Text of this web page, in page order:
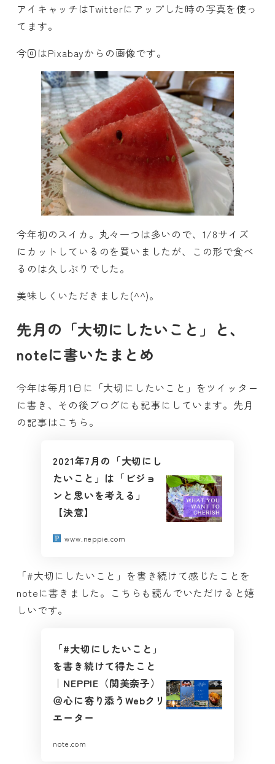
アイキャッチはTwitterにアップした時の写真を使っ
てます。
今回はPixabayからの画像です。
今年初のスイカ。丸々一つは多いので、1/8サイズ
にカットしているのを買いましたが、この形で食べ
るのは久しぶりでした。
美味しくいただきました(^^)。
先月の「大切にしたいこと」と、
noteに書いたまとめ
今年は毎月1日に「大切にしたいこと」をツイッター
に書き、その後ブログにも記事にしています。先月
の記事はこちら。
2021年7月の「大切にし
たいこと」は「ビジョ
ンと思いを考える」
【決意】
www.neppie.com
「#大切にしたいこと」を書き続けて感じたことを
noteに書きました。こちらも読んでいただけると嬉
しいです。
「#大切にしたいこと」
を書き続けて得たこと
｜NEPPIE（関美奈子）
＠心に寄り添うWebクリ
エーター
note.com